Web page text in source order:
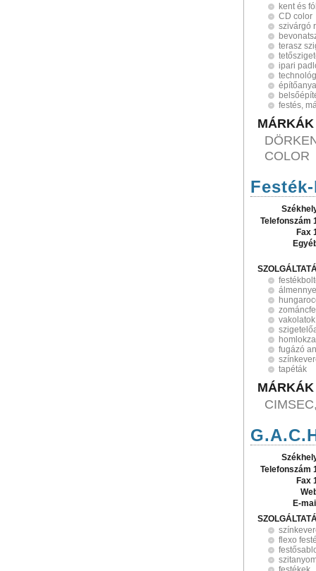
kent és
CD color
szivárgó
terasz
ipari
festés,
MÁRKÁK
COLOR
Telefonszám
Fax
vakolatok
fugázó
tapéták
MÁRKÁK
Telefonszám
Fax
E-
flexo